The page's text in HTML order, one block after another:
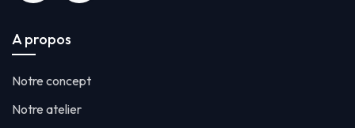
A propos
Notre concept
Notre atelier